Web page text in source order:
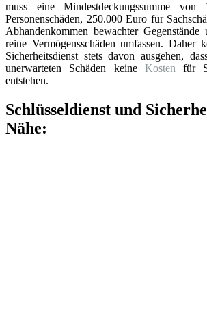
muss eine Mindestdeckungssumme
Personenschäden, 250.000 Euro für
Abhandenkommen bewachter
reine Vermögensschäden umfassen. Daher
Sicherheitsdienst stets davon ausgehen,
unerwarteten Schäden keine Kosten für
entstehen.
Schlüsseldienst und
Nähe: